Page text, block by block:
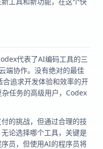
代表了AI编码工具的三
端协作。没有绝对的最佳
追求开发体验和效率的开
任务的高级用户，Codex
的挑战，但通过合理的技
论选择哪个工具，关键是
员，但使用AI的程序员将